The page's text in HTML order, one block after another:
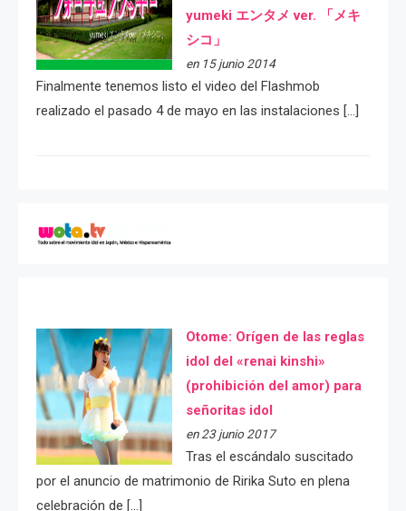
yumeki エンタメ ver. 「メキ
シコ」
en 15 junio 2014
Finalmente tenemos listo el video del Flashmob
realizado el pasado 4 de mayo en las instalaciones […]
Otome: Orígen de las reglas
idol del «renai kinshi»
(prohibición del amor) para
señoritas idol
en 23 junio 2017
Tras el escándalo suscitado
por el anuncio de matrimonio de Ririka Suto en plena
celebración de […]